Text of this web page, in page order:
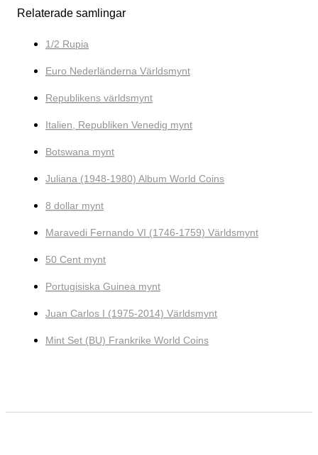
Relaterade samlingar
1/2 Rupia
Euro Nederländerna Världsmynt
Republikens världsmynt
Italien, Republiken Venedig mynt
Botswana mynt
Juliana (1948-1980) Album World Coins
8 dollar mynt
Maravedi Fernando VI (1746-1759) Världsmynt
50 Cent mynt
Portugisiska Guinea mynt
Juan Carlos I (1975-2014) Världsmynt
Mint Set (BU) Frankrike World Coins